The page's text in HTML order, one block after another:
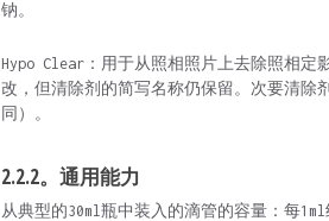
钠。
Hypo Clear：用于从照相照片上去除照相定
改，但清除剂的简写名称仍保留。次要清除
同）。
2.2.2。通用能力
从典型的30ml瓶中装入的滴管的容量：每